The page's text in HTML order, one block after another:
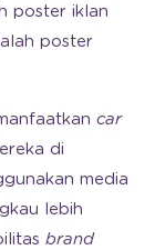
poster iklan
poster
car
di
media
lebih
brand